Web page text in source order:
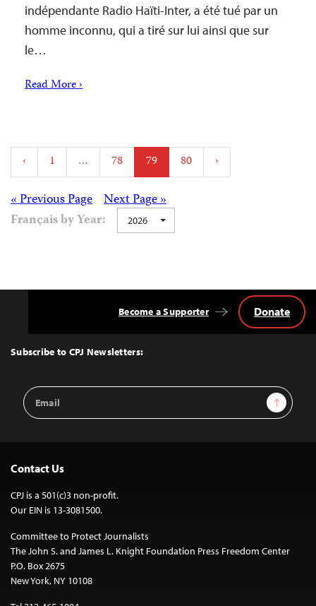
indépendante Radio Haïti-Inter, a été tué par un
homme inconnu, qui a tiré sur lui ainsi que sur
le…
Read More ›
Posts
pagination
‹ 1 … 78 79 80 ›
Posts
navigation
Next Page »
« Previous Page
Français by Year:
2026
Top
Subscribe to CPJ Newsletters:
Email
Address
Sign Up
Become a Supporter Donate
Contact Us
CPJ is a 501(c)3 non-profit.
Our EIN is 13-3081500.
Committee to Protect Journalists
The John S. and James L. Knight Foundation Press Freedom Center
P.O. Box 2675
New York, NY 10108